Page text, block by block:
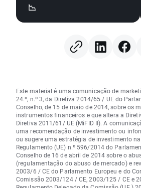
📉
Este material é uma comunicação de
24.º, n.º 3, da Diretiva 2014/65 / UE do
Conselho, de 15 de maio de 2014, sobre os
instrumentos financeiros e que altera a
Diretiva 2011/61/ UE (MiFID II). A
uma recomendação de investimento ou
ou sugere uma estratégia de investimento
Regulamento (UE) n.º 596/2014 do
Conselho de 16 de abril de 2014 sobre o
(regulamentação do abuso de mercado) e
2003/6 / CE do Parlamento Europeu e do
Comissão 2003/124 / CE, 2003/125 / CE e